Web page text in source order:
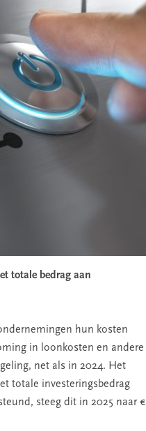
totale bedrag aan
hun kosten
in loonkosten en andere
net als in 2024. Het
totale investeringsbedrag
steeg dit in 2025 naar €